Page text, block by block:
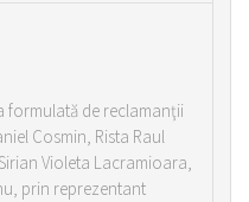
formulată de reclamanţii
Cosmin, Rista Raul
Violeta Lacramioara,
prin reprezentant